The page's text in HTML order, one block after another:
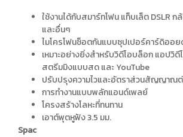
ใช้งานได้กับสมาร์ทโฟน แท็บเล็ต DSLR
และอื่นๆ
ไมโครโฟนช็อตกันแบบซุปเปอร์คาร์ดิออย
เหมาะอย่างยิ่งสำหรับวิดีโอบล็อก แอปวิ
สตรีมมิงแบบสด และ YouTube
ปรับปรุงความไวและอัตราส่วนสัญญา
การทำงานแบบพลักแอนด์เพลย์
โครงสร้างโลหะที่ทนทาน
เอาต์พุตหูฟัง 3.5 มม.
Spac